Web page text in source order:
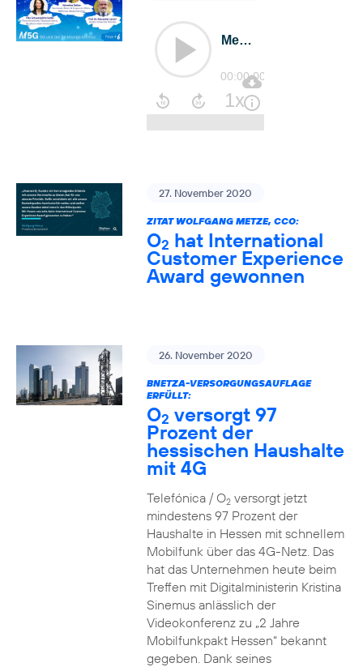
27. November 2020
ZITAT WOLFGANG METZE, CCO:
O2 hat International
Customer Experience
Award gewonnen
26. November 2020
BNETZA-VERSORGUNGSAUFLAGE
ERFÜLLT:
O2 versorgt 97
Prozent der
hessischen Haushalte
mit 4G
Telefónica / O2versorgt jetzt
mindestens 97 Prozent der
Haushalte in Hessen mit schnellem
Mobilfunk über das 4G-Netz. Das
hat das Unternehmen heute beim
Treffen mit Digitalministerin Kristina
Sinemus anlässlich der
Videokonferenz zu „2 Jahre
Mobilfunkpakt Hessen“ bekannt
gegeben. Dank seines